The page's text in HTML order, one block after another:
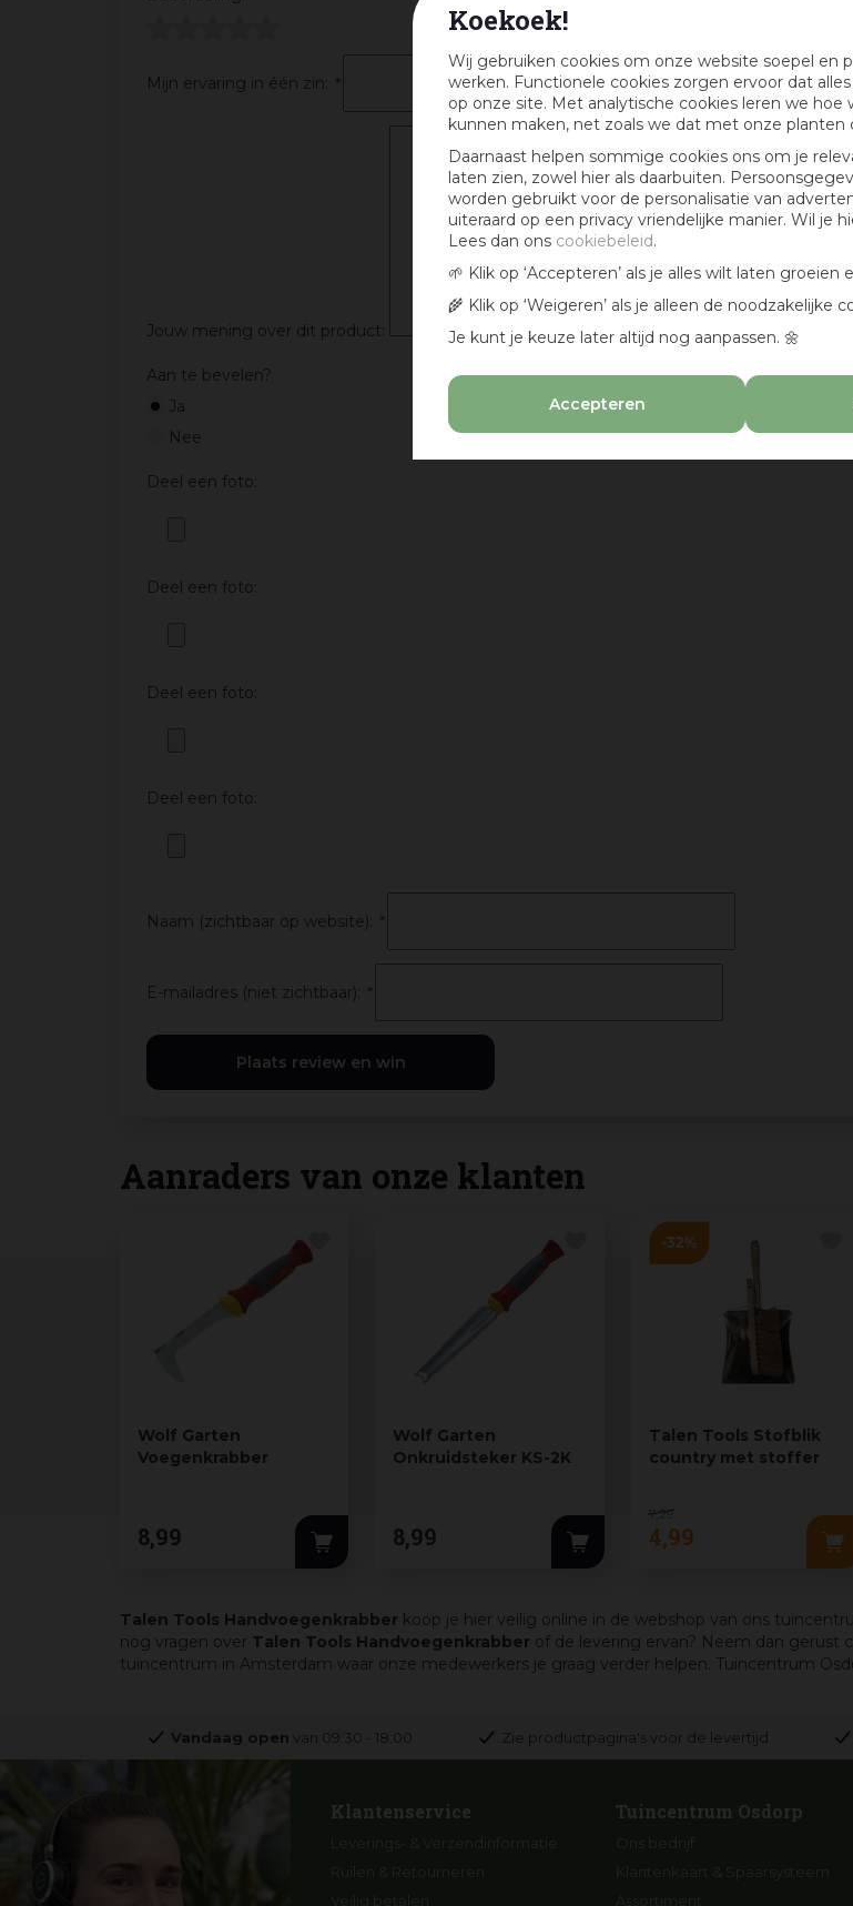
Koekoek!
Wij gebruiken cookies om onze website soepel en
werken. Functionele cookies zorgen ervoor dat
op onze site. Met analytische cookies leren we
kunnen maken, net zoals we dat met onze planten
Daarnaast helpen sommige cookies ons om je
laten zien, zowel hier als daarbuiten.
worden gebruikt voor de personalisatie van
uiteraard op een privacy vriendelijke manier. Wil je
Lees dan ons cookiebeleid.
🌱 Klik op ‘Accepteren’ als je alles wilt laten groeien
🌾 Klik op ‘Weigeren’ als je alleen de noodzakelijke
Je kunt je keuze later altijd nog aanpassen. 🌼
Accepteren
Mijn ervaring in één zin: *
Jouw mening over dit product:
Aan te bevelen?
Ja
Nee
Deel een foto:
Deel een foto:
Deel een foto:
Deel een foto:
Naam (zichtbaar op website): *
E-mailadres (niet zichtbaar): *
Aanraders van onze klanten
Wolf Garten
Voegenkrabber
8,99
Wolf Garten
Onkruidsteker KS-2K
8,99
Talen Tools Stofblik
country met stoffer
7 ,29
4,99
Talen Tools Handvoegenkrabber koop je hier veilig online in de webshop van ons
nog vragen over Talen Tools Handvoegenkrabber of de levering ervan? Neem dan gerust
tuincentrum in Amsterdam waar onze medewerkers je graag verder helpen. Tuincentrum
Vandaag open van 09:30 18:00 Zie productpagina's voor de levertijd
Klantenservice Tuincentrum Osdorp